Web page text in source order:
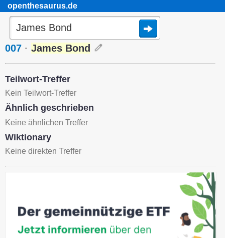
openthesaurus.de
007 · James Bond
Teilwort-Treffer
Kein Teilwort-Treffer
Ähnlich geschrieben
Keine ähnlichen Treffer
Wiktionary
Keine direkten Treffer